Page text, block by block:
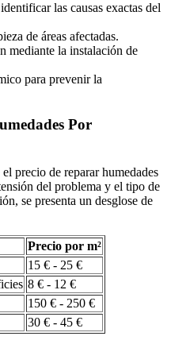
las causas exactas del
de áreas afectadas.
mediante la instalación de
para prevenir la
Por
precio de reparar humedades
del problema y el tipo de
se presenta un desglose de
Precio por m²
15 € - 25 €
8 € - 12 €
150 € - 250 €
30 € - 45 €